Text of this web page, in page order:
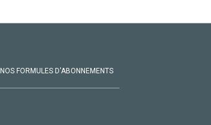
NOS FORMULES D'ABONNEMENTS